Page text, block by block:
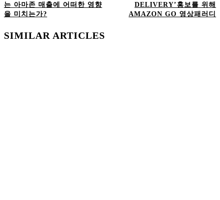
는 아마존 매출에 어떠한 영향
을 미치는가?
DELIVERY’홍보를 위해
AMAZON GO 영상패러디
SIMILAR ARTICLES